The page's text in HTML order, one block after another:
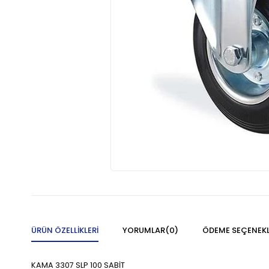
ÜRÜN ÖZELLIKLERI YORUMLAR(0) ÖDEME
KAMA 3307 SLP 100 SABİT